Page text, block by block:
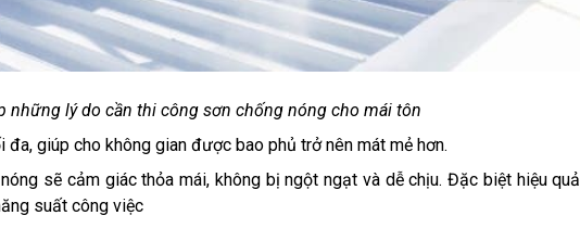
những lý do cần thi công sơn chống nóng cho mái tôn
giúp cho không gian được bao phủ trở nên mát mẻ hơn.
sẽ cảm giác thỏa mái, không bị ngột ngạt và dễ chịu. Đặc biệt hiệu
suất công việc